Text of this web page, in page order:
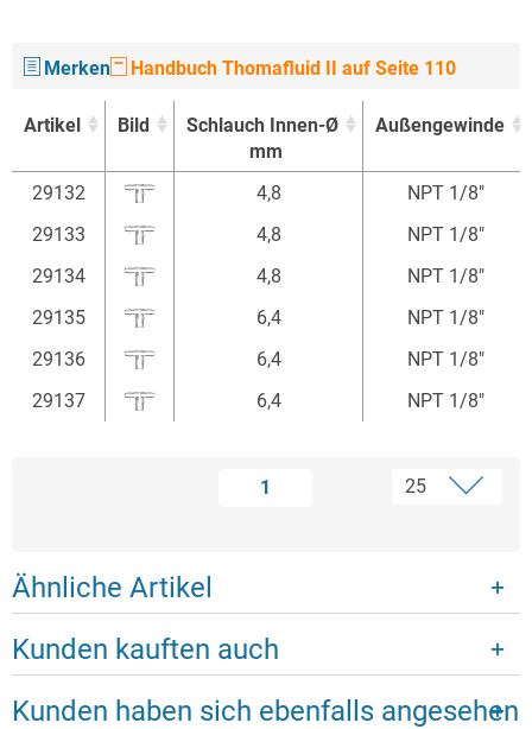
Merken Handbuch Thomafluid II auf Seite 110
Artikel Bild
Schlauch Innen-Ø
mm
Außengewinde
Artikel Bild
Schlauch Innen-Ø
Außengewinde
29132 4,8
NPT 1/8"
29133
4,8
NPT 1/8"
29134
4,8
NPT 1/8"
29135
6,4
NPT 1/8"
29136
6,4
NPT 1/8"
29137
6,4 NPT 1/8"
1
Ähnliche Artikel
Kunden kauften auch
Kunden haben sich ebenfalls angesehen